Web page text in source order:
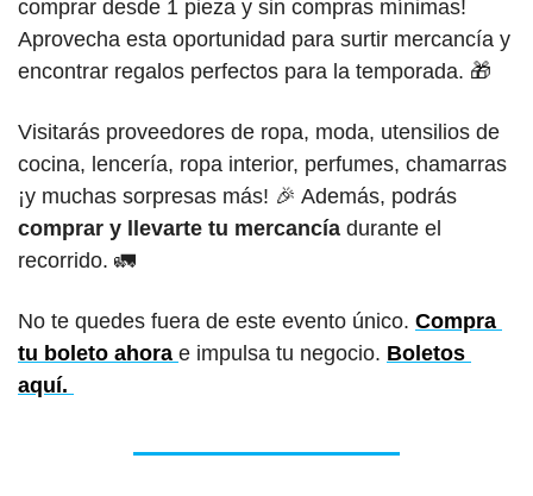
comprar desde 1 pieza y sin compras mínimas!
Aprovecha esta oportunidad para surtir mercancía y
encontrar regalos perfectos para la temporada. 🎁
Visitarás proveedores de ropa, moda, utensilios de
cocina, lencería, ropa interior, perfumes, chamarras
¡y muchas sorpresas más! 🎉
comprar y llevarte tu mercancía durante el
recorrido. 🚛
No te quedes fuera de este evento único. Compra
tu boleto ahora e impulsa tu negocio. Boletos
aquí.